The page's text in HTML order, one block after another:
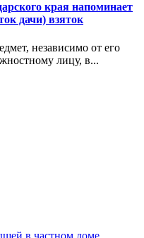
края напоминает
дачи) взяток
независимо от его
лицу, в...
в частном доме